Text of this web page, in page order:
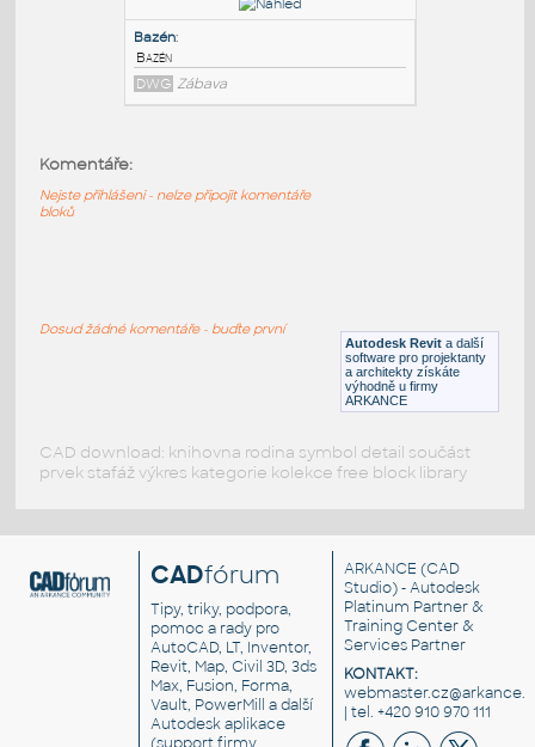
Pool Ladder:
Schůdky do bazénu, žebříček
RFA Schodiště
DWG Exteriéry
Autodesk Revit a další
software pro projektanty
a architekty získáte
výhodně u firmy
ARKANCE
Komentáře:
Nejste přihlášeni - nelze připojit komentáře
bloků
Dosud žádné komentáře - buďte první
CAD download: knihovna rodina symbol detail součást
prvek stafáž výkres kategorie kolekce free block library
CADfórum
Tipy, triky, podpora,
pomoc a rady pro
AutoCAD, LT, Inventor,
Revit, Map, Civil 3D, 3ds
Max, Fusion, Forma,
Vault, PowerMill a další
Autodesk aplikace
ARKANCE (CAD
Studio) - Autodesk
Platinum Partner &
Training Center &
Services Partner
KONTAKT:
| tel. +420 910 970 111